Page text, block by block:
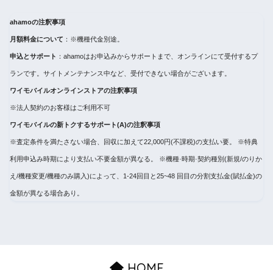
ahamoの注釈事項
月額料金について ：※機種代金別途。
申込とサポート ：ahamoはお申込みからサポートまで、オンラインにて受付するプ
ランです。サイトメンテナンス中など、受付できない場合がございます。
ワイモバイルオンラインストアの注釈事項
※法人契約のお客様はご利用不可
ワイモバイルの新トクするサポート(A)の注釈事項
※査定条件を満たさない場合、回収に加えて22,000円(不課税)の支払い要。 ※特典
利用申込み時期により支払い不要金額が異なる。 ※機種·時期·契約種別(新規/のりか
え/機種変更/機種のみ購入)によって、1-24回目と25~48 回目の分割支払金(賦払金)の
金額が異なる場合あり。